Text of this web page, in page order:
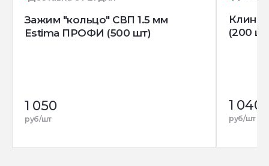
Зажим "кольцо" СВП 1.5 мм
Estima ПРОФИ (500 шт)
1 050
руб/шт
Клин
(200
1 040
руб/шт